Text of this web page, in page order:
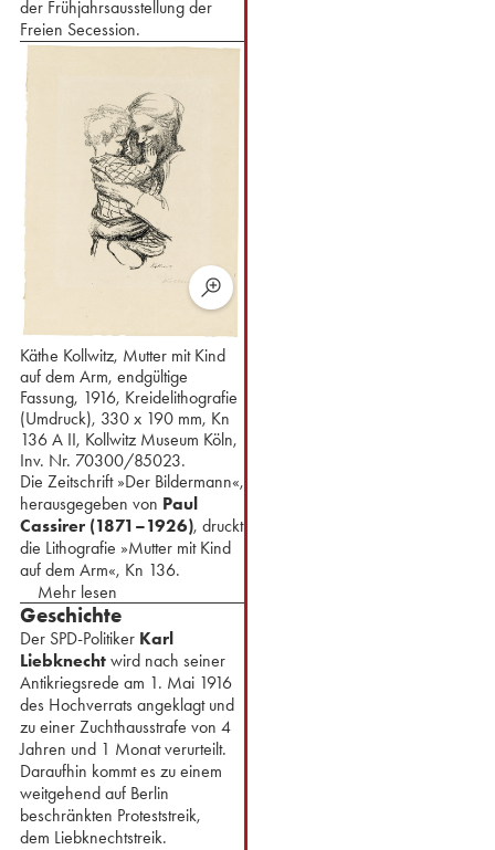
der Frühjahrsausstellung der
Freien Secession.
Käthe Kollwitz, Mutter mit Kind
auf dem Arm, endgültige
Fassung, 1916, Kreidelithografie
(Umdruck), 330 x 190 mm, Kn
136 A II, Kollwitz Museum Köln,
Inv. Nr. 70300/85023.
Die Zeitschrift »Der Bildermann«,
herausgegeben von Paul
Cassirer (1871–1926), druckt
die Lithografie »Mutter mit Kind
auf dem Arm«, Kn 136.
Mehr lesen
Geschichte
Der SPD-Politiker Karl
Liebknecht wird nach seiner
Antikriegsrede am 1. Mai 1916
des Hochverrats angeklagt und
zu einer Zuchthausstrafe von 4
Jahren und 1 Monat verurteilt.
Daraufhin kommt es zu einem
weitgehend auf Berlin
beschränkten Proteststreik,
dem Liebknechtstreik.